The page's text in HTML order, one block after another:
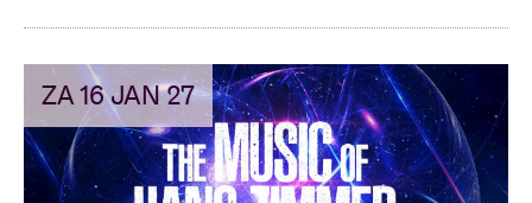
ZA 16 JAN 27